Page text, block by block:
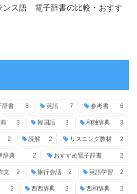
ンス語 電子辞書の比較・おすす
辞書 8 英語 7 参考書 6
3 韓国語 3 和独辞典 3
2 読解 2 リスニング教材 2
辞典 2 おすすめ電子辞書 2
文 2 旅行会話 2 英語学習 2
2 西西辞典 2 西和辞典 2